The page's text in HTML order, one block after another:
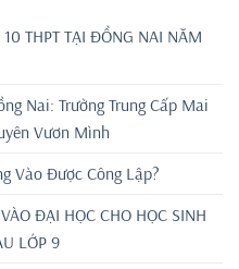
THPT TẠI ĐỒNG NAI NĂM
Nai: Trường Trung Cấp Mai
Vươn Mình
Vào Được Công Lập?
ĐẠI HỌC CHO HỌC SINH
LỚP 9